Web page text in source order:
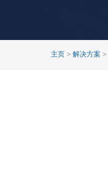
主页 > 解决方案 >